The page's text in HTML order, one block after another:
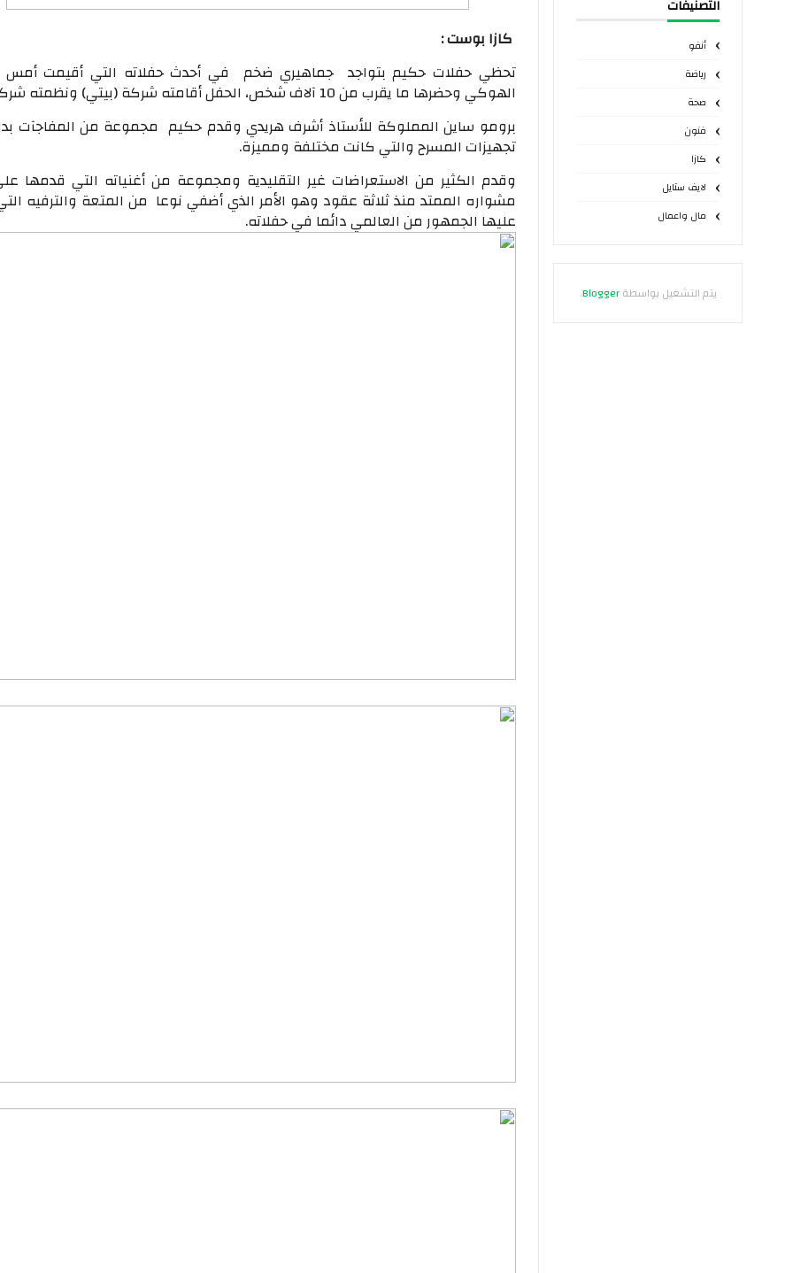
التصنيفات
أنفو
رياضة
صحة
فنون
كازا
لايف ستايل
مال واعمال
يتم التشغيل بواسطةBlogger
.
كازا بوست :
تحظي حفلات حكيم بتواجد جماهيري ضخم في أحدث حفلاته التي أقيمت أمس
الهوكي وحضرها ما يقرب من 10 آلاف شخص، الحفل أقامته شركة (بيتي) ونظمته شركة.
برومو ساين المملوكة للأستاذ أشرف هريدي وقدم حكيم مجموعة من المفاجآت
تجهيزات المسرح والتي كانت مختلفة ومميزة.
وقدم الكثير من الاستعراضات غير التقليدية ومجموعة من أغنياته التي قدمها
مشواره الممتد منذ ثلاثة عقود وهو الأمر الذي أضفي نوعا من المتعة والترفيه
عليها الجمهور من العالمي دائما في حفلاته.